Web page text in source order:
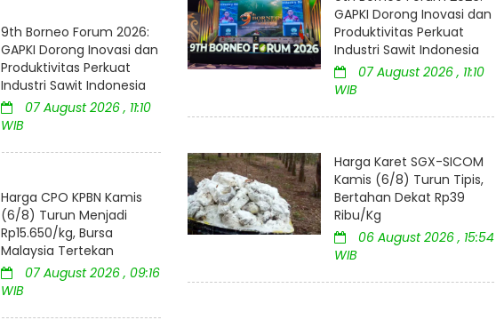
9th Borneo Forum 2026:
GAPKI Dorong Inovasi dan
Produktivitas Perkuat
Industri Sawit Indonesia
07 August 2026 , 11:10
WIB
Harga CPO KPBN Kamis
(6/8) Turun Menjadi
Rp15.650/kg, Bursa
Malaysia Tertekan
07 August 2026 , 09:16
WIB
GAPKI Dorong Inovasi dan
Produktivitas Perkuat
Industri Sawit Indonesia
07 August 2026 , 11:10
WIB
Harga Karet SGX-SICOM
Kamis (6/8) Turun Tipis,
Bertahan Dekat Rp39
Ribu/Kg
06 August 2026 , 15:54
WIB